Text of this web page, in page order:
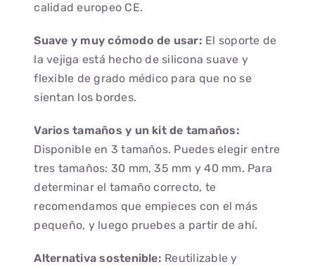
calidad europeo CE.
Suave y muy cómodo de usar: El soporte de
la vejiga está hecho de silicona suave y
flexible de grado médico para que no se
sientan los bordes.
Varios tamaños y un kit de tamaños:
Disponible en 3 tamaños. Puedes elegir entre
tres tamaños: 30 mm, 35 mm y 40 mm. Para
determinar el tamaño correcto, te
recomendamos que empieces con el más
pequeño, y luego pruebes a partir de ahí.
Alternativa sostenible: Reutilizable y